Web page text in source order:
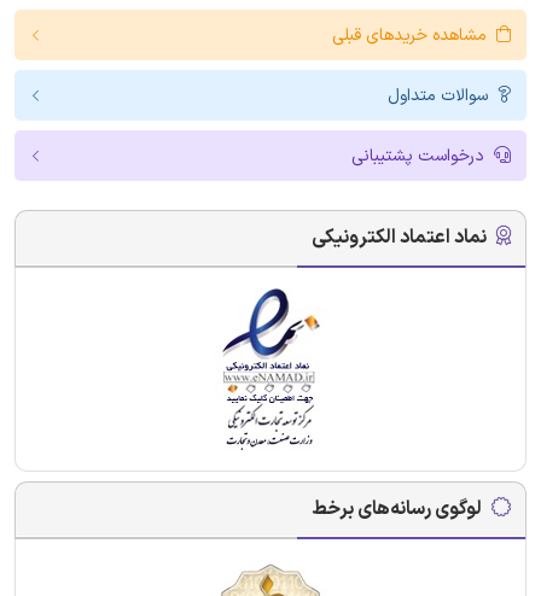
مشاهده خریدهای قبلی
سوالات متداول
درخواست پشتیبانی
نماد اعتماد الکترونیکی
لوگوی رسانه‌های برخط